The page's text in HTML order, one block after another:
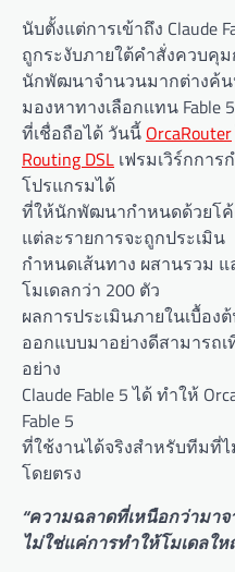
นับตั้งแต่การเข้าถึง Claude
ถูกระงับภายใต้คำสั่งควบคุ
นักพัฒนาจำนวนมากต่างค้นห
มองหาทางเลือกแทน Fable 5
ที่เชื่อถือได้ วันนี้ OrcaRouter
Routing DSL เฟรมเวิร์กกา
โปรแกรมได้
ที่ให้นักพัฒนากำหนดด้วยโค้
แต่ละรายการจะถูกประเมิน
กำหนดเส้นทาง ผสานรวม
โมเดลกว่า 200 ตัว
ผลการประเมินภายในเบื้อ
ออกแบบมาอย่างดีสามารถ
อย่าง
Claude Fable 5 ได้ ทำให้
Fable 5
ที่ใช้งานได้จริงสำหรับทีมที่
โดยตรง
“ความฉลาดที่เหนือกว่ามา
ไม่ใช่แค่การทำให้โมเดลใ